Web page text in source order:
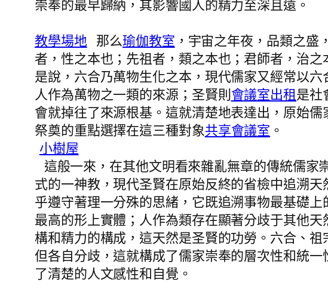
崇奉的最早歸納，其影響國人的精力至深且遠。
教學場地那么瑜伽教室 ，宇宙之年夜，品類之
者，性之本也；先祖者，類之本也；君師者，治
是說，六合乃萬物生化之本，現代儒家又經常以
人作為萬物之一類的來源；圣賢則會議室出租是社
會就掉往了來源根基。這就清楚地表達出，原始
祭奠的重點選擇在這三種對象共享會議室 。
小樹屋
這般一來，在其他文明看來雜亂無章的傳統儒
式的一神教，現代圣賢在原始反終的省檢中追溯
乎遵守著理一分殊的思緒，它既追溯事物最基礎
最高的形上實體；人作為類存在顯著分歧于其他
構和精力的構成，這天然是圣賢的功勞。六合、
但各自分歧，這就構成了儒家崇奉的層次性和統
了清楚的人文感性和自覺。